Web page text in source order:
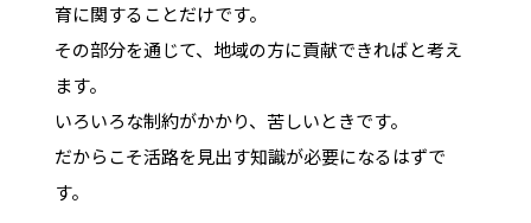
育に関することだけです。
その部分を通じて、地域の方に貢献できればと考え
ます。
いろいろな制約がかかり、苦しいときです。
だからこそ活路を見出す知識が必要になるはずで
す。